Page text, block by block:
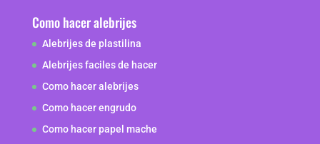
Como hacer alebrijes
Alebrijes de plastilina
Alebrijes faciles de hacer
Como hacer alebrijes
Como hacer engrudo
Como hacer papel mache